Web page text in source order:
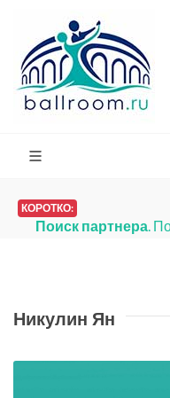
КОРОТКО:
Поиск партнера.
Никулин Ян